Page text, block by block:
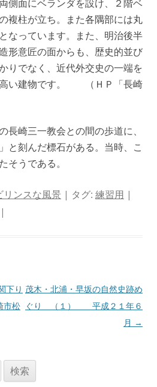
側面にベランダを設け、２階ベ
複柱が立ち。また各隅部には丸
なっています。また、明治後半
形意匠の面からも、歴史的並び
りでなく、近代外交史の一端を
高い建物です。 （ＨＰ「長崎
長崎三一教会との間の歩道に、
と刻んだ標石がある。当時、こ
そうである。
リンスな風景 | タグ: 練習用 |
|
下り
松
茂木・北浦・早坂の自然史跡め
ぐり （１） 平成２１年６
月 →